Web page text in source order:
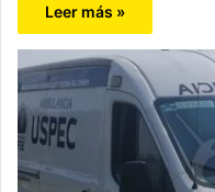
Leer más »